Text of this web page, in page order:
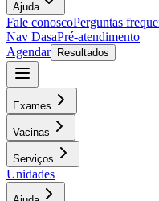
Ajuda
Fale conoscoPerguntas
Nav DasaPré-atendimento
Agendar
Resultados
Exames
Vacinas
Serviços
Unidades